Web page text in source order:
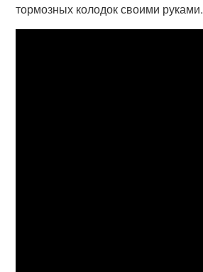
тормозных колодок своими руками.